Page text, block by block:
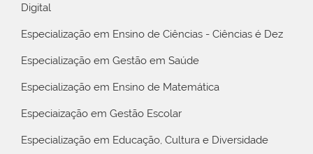
Digital
Especialização em Ensino de Ciências - Ciências é Dez
Especialização em Gestão em Saúde
Especialização em Ensino de Matemática
Especiaização em Gestão Escolar
Especialização em Educação, Cultura e Diversidade